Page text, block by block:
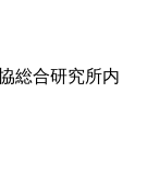
総合研究所内